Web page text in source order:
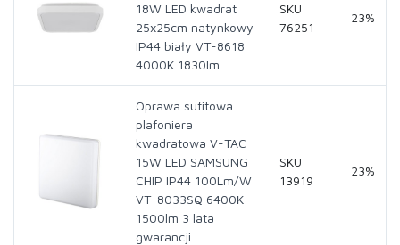
18W LED kwadrat
25x25cm natynkowy
IP44 biały VT-8618
4000K 1830lm
SKU
76251
23%
Oprawa sufitowa
plafoniera
kwadratowa V-TAC
15W LED SAMSUNG
CHIP IP44 100Lm/W
VT-8033SQ 6400K
1500lm 3 lata
gwarancji
SKU
13919
23%